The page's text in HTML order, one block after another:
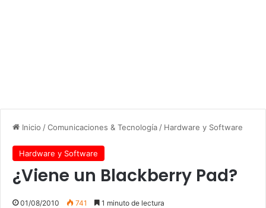
Inicio /Comunicaciones & Tecnología / Hardware y Software
Hardware y Software
¿Viene un Blackberry Pad?
01/08/2010 741 1 minuto de lectura